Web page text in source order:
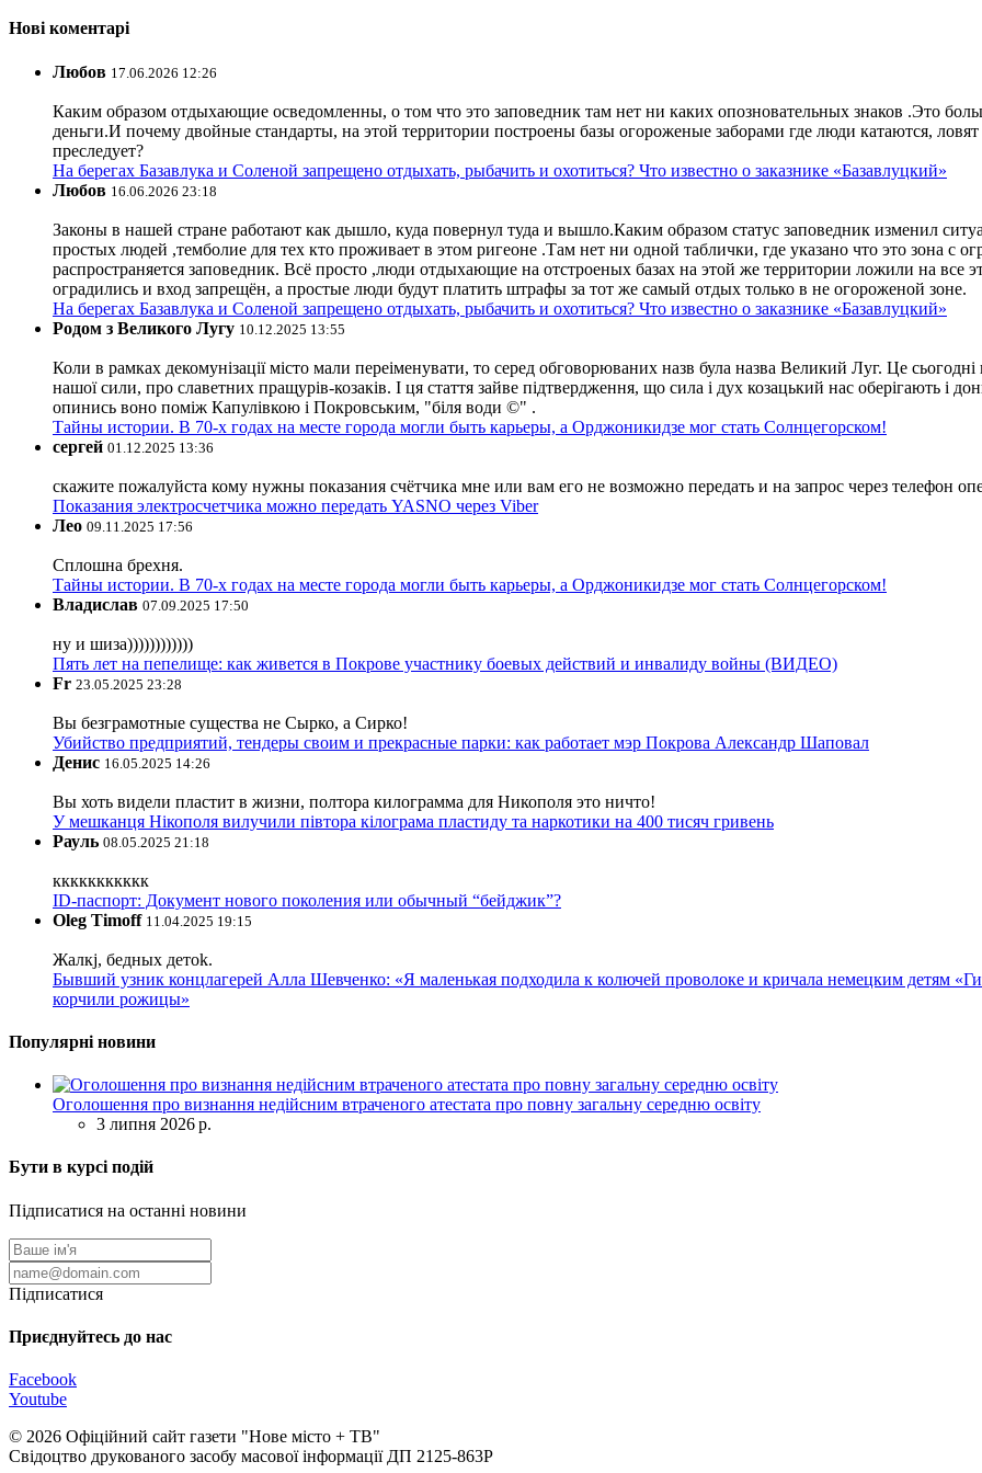
Нові коментарі
Любов 17.06.2026 12:26
Каким образом отдыхающие осведомленны, о том что это заповедник там нет ни каких опозновательных знаков .Это
деньги.И почему двойные стандарты, на этой территории построены базы огороженые заборами где люди катаются,
преследует?
На берегах Базавлука и Соленой запрещено отдыхать, рыбачить и охотиться? Что известно о заказнике «Базавлуцкий»
Любов 16.06.2026 23:18
Законы в нашей стране работают как дышло, куда повернул туда и вышло.Каким образом статус заповедник изменил
простых людей ,темболие для тех кто проживает в этом ригеоне .Там нет ни одной таблички, где указано что это зона с
распространяется заповедник. Всё просто ,люди отдыхающие на отстроеных базах на этой же территории ложили на все
оградились и вход запрещён, а простые люди будут платить штрафы за тот же самый отдых только в не огороженой зоне.
На берегах Базавлука и Соленой запрещено отдыхать, рыбачить и охотиться? Что известно о заказнике «Базавлуцкий»
Родом з Великого Лугу 10.12.2025 13:55
Коли в рамках декомунізації місто мали переіменувати, то серед обговорюваних назв була назва Великий Луг. Це
нашої сили, про славетних пращурів-козаків. І ця стаття зайве підтвердження, що сила і дух козацький нас оберігають і
опинись воно поміж Капулівкою і Покровським, "біля води ©" .
Тайны истории. В 70-х годах на месте города могли быть карьеры, а Орджоникидзе мог стать Солнцегорском!
сергей 01.12.2025 13:36
скажите пожалуйста кому нужны показания счётчика мне или вам его не возможно передать и на запрос через телефон
Показания электросчетчика можно передать YASNO через Viber
Лео 09.11.2025 17:56
Сплошна брехня.
Тайны истории. В 70-х годах на месте города могли быть карьеры, а Орджоникидзе мог стать Солнцегорском!
Владислав 07.09.2025 17:50
ну и шиза))))))))))))
Пять лет на пепелище: как живется в Покрове участнику боевых действий и инвалиду войны (ВИДЕО)
Fr 23.05.2025 23:28
Вы безграмотные существа не Сырко, а Сирко!
Убийство предприятий, тендеры своим и прекрасные парки: как работает мэр Покрова Александр Шаповал
Денис 16.05.2025 14:26
Вы хоть видели пластит в жизни, полтора килограмма для Никополя это ничто!
У мешканця Нікополя вилучили півтора кілограма пластиду та наркотики на 400 тисяч гривень
Рауль 08.05.2025 21:18
ккккккккккк
ID-паспорт: Документ нового поколения или обычный “бейджик”?
Oleg Timoff 11.04.2025 19:15
Жалкj, бедных детok.
Бывший узник концлагерей Алла Шевченко: «Я маленькая подходила к колючей проволоке и кричала немецким детям
корчили рожицы»
Популярні новини
Оголошення про визнання недійсним втраченого атестата про повну загальну середню освіту
3 липня 2026 р.
Бути в курсі подій
Підписатися на останні новини
Підписатися
Приєднуйтесь до нас
Facebook
Youtube
© 2026 Офіційний сайт газети "Нове мiсто + ТВ"
Свідоцтво друкованого засобу масової інформації ДП 2125-863Р